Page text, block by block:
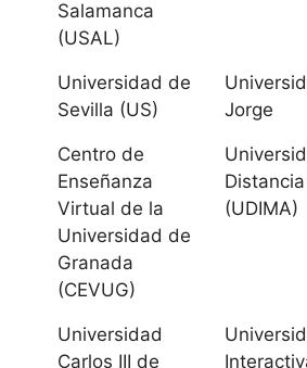
Universidad de
Universidad de
Málaga
Pablo de
Salamanca
(USAL)
Universidad de
Sevilla (US)
Jorge
Centro de
Enseñanza
Virtual de la
Universidad de
Granada
(CEVUG)
(UDIMA)
Universidad
Carlos III de